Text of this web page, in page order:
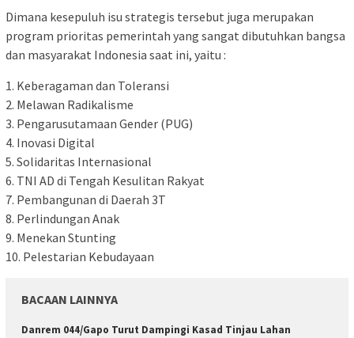
Dimana kesepuluh isu strategis tersebut juga merupakan
program prioritas pemerintah yang sangat dibutuhkan bangsa
dan masyarakat Indonesia saat ini, yaitu :
1. Keberagaman dan Toleransi
2. Melawan Radikalisme
3. Pengarusutamaan Gender (PUG)
4. Inovasi Digital
5. Solidaritas Internasional
6. TNI AD di Tengah Kesulitan Rakyat
7. Pembangunan di Daerah 3T
8. Perlindungan Anak
9. Menekan Stunting
10. Pelestarian Kebudayaan
BACAAN LAINNYA
Danrem 044/Gapo Turut Dampingi Kasad Tinjau Lahan